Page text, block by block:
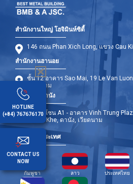
สำนักงานใหญ่ โฮจิมินห์ซิตี้
146 ถนน Phan Xich Long, แขวง Cau
สำนักงานฮานอย
ชั้น 12 อาคาร Sao Mai, 19 Le Van
เวียดนาม
สำนักงานดานัง
ชั้น 9 - โซน A1 - อาคาร Vinh Trung
Thanh Khe, ดานัง, เวียดนาม
สาขาต่างประเทศ
กัมพูชา ลาว ประเทศไทย
HOTLINE
(+84) 767676170
CONTACT US
NOW